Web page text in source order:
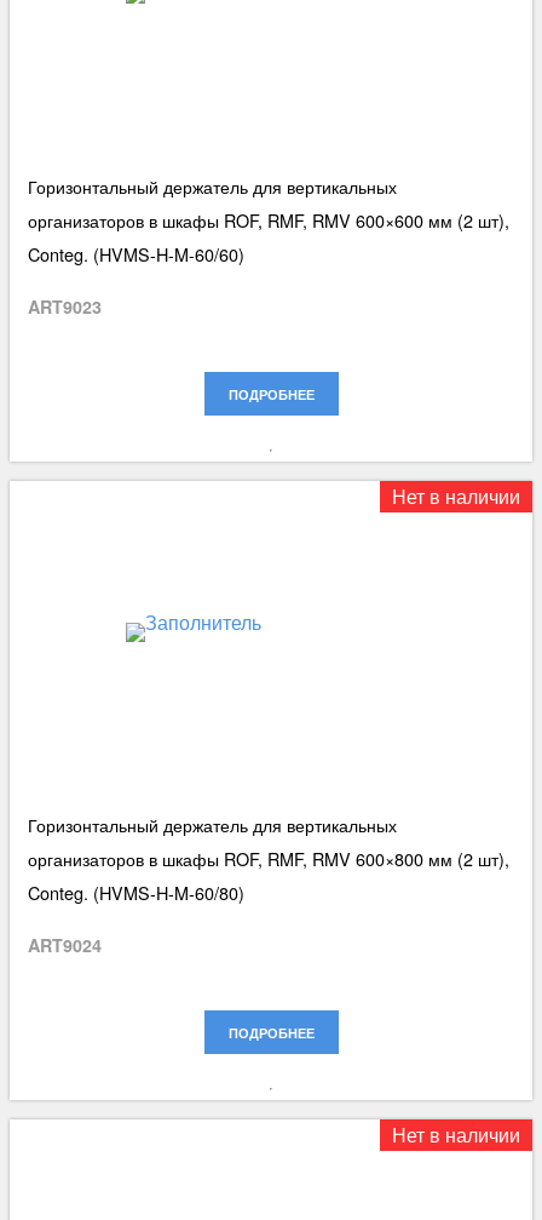
Горизонтальный держатель для вертикальных
организаторов в шкафы ROF, RMF, RMV 600×600 мм (2 шт),
Conteg. (HVMS-H-M-60/60)
ART9023
ПОДРОБНЕЕ
Нет в наличии
Горизонтальный держатель для вертикальных
организаторов в шкафы ROF, RMF, RMV 600×800 мм (2 шт),
Conteg. (HVMS-H-M-60/80)
ART9024
ПОДРОБНЕЕ
Нет в наличии